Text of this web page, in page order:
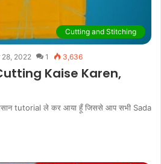
Cutting and Stitching
28, 2022 1 3,636
Kaise Karen,
tutorial ले कर आया हूँ जिससे आप सभी Sada